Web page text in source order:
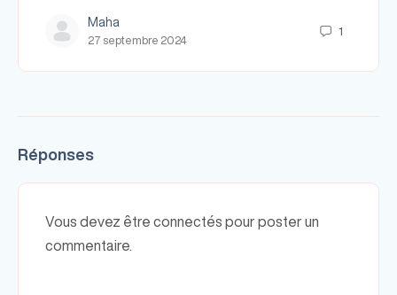
Maha
27 septembre 2024
1
Réponses
Vous devez être connectés pour poster un
commentaire.